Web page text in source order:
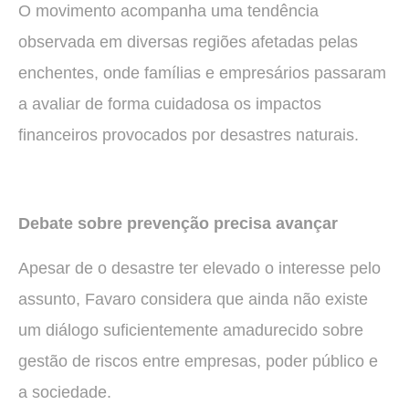
O movimento acompanha uma tendência
observada em diversas regiões afetadas pelas
enchentes, onde famílias e empresários passaram
a avaliar de forma cuidadosa os impactos
financeiros provocados por desastres naturais.
Debate sobre prevenção precisa avançar
Apesar de o desastre ter elevado o interesse pelo
assunto, Favaro considera que ainda não existe
um diálogo suficientemente amadurecido sobre
gestão de riscos entre empresas, poder público e
a sociedade.